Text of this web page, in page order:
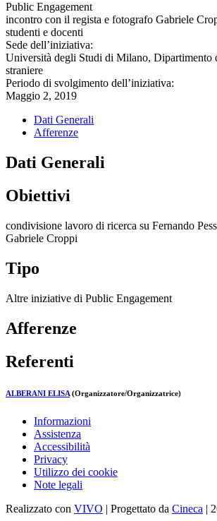
Public Engagement
incontro con il regista e fotografo Gabriele
studenti e docenti
Sede dell’iniziativa:
Università degli Studi di Milano, Dipartimento
straniere
Periodo di svolgimento dell’iniziativa:
Maggio 2, 2019
Dati Generali
Afferenze
Dati Generali
Obiettivi
condivisione lavoro di ricerca su Fernando
Gabriele Croppi
Tipo
Altre iniziative di Public Engagement
Afferenze
Referenti
ALBERANI ELISA (Organizzatore/Organizzatrice)
Informazioni
Assistenza
Accessibilità
Privacy
Utilizzo dei cookie
Note legali
Realizzato con VIVO | Progettato da Cineca |